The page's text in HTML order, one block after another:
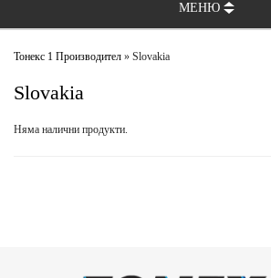
МЕНЮ
Тонекс 1 Производител » Slovakia
Slovakia
Няма налични продукти.